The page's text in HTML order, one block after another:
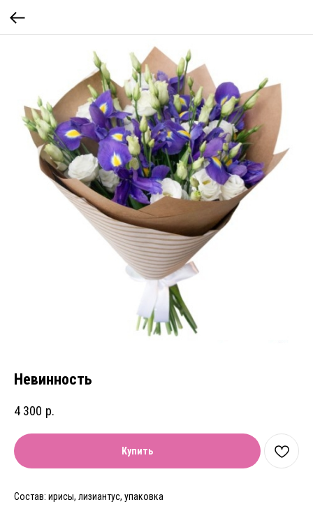
Невинность
4 300 р.
Купить
Состав: ирисы, лизиантус, упаковка